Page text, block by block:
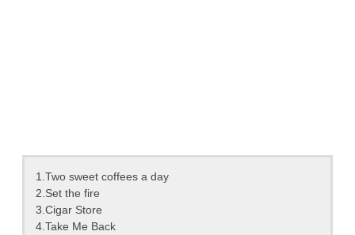
1.Two sweet coffees a day
2.Set the fire
3.Cigar Store
4.Take Me Back